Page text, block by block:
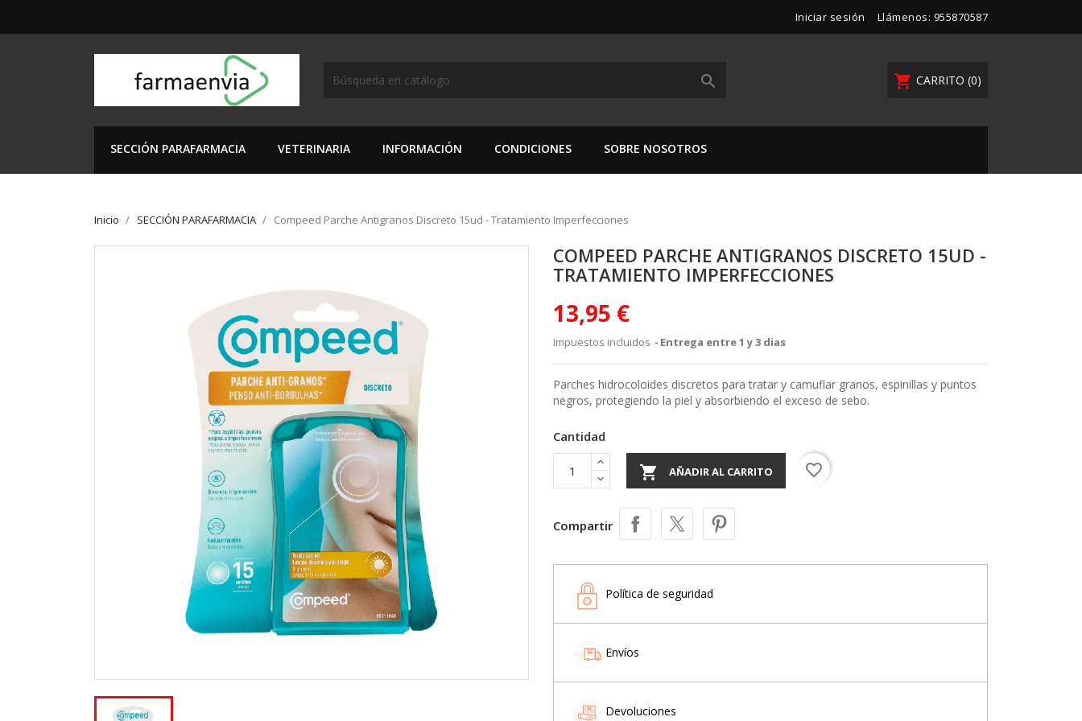
Iniciar sesión Llámenos: 955870587
shopping_cart CARRITO (0)
search
SECCIÓN PARAFARMACIA VETERINARIA INFORMACIÓN CONDICIONES SOBRE NOSOTROS
Inicio SECCIÓN PARAFARMACIA Compeed Parche Antigranos Discreto 15ud - Tratamiento Imperfecciones
COMPEED PARCHE ANTIGRANOS DISCRETO 15UD -
TRATAMIENTO IMPERFECCIONES
13,95 €
Impuestos incluidos Entrega entre 1 y 3 dias
Parches hidrocoloides discretos para tratar y camuflar granos, espinillas y puntos
negros, protegiendo la piel y absorbiendo el exceso de sebo.
Cantidad
 AÑADIR AL CARRITO favorite_border
Compartir
Política de seguridad
Envíos
Devoluciones